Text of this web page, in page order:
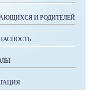
И РОДИТЕЛЕЙ